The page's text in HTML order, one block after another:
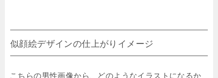
似顔絵デザインの仕上がりイメージ
こちらの男性画像から、どのようなイラストになるか